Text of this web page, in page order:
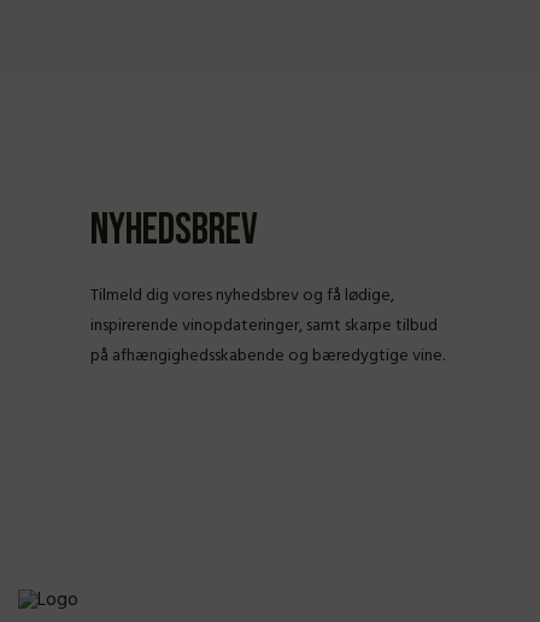
Nyhedsbrev
Tilmeld dig vores nyhedsbrev og få lødige,
inspirerende vinopdateringer, samt skarpe tilbud
på afhængighedsskabende og bæredygtige vine.